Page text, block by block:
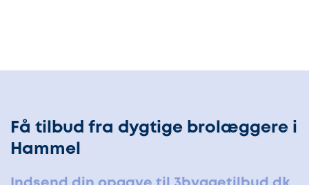
Få tilbud fra dygtige brolæggere i
Hammel